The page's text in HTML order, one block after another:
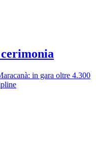
in gara oltre 4.300